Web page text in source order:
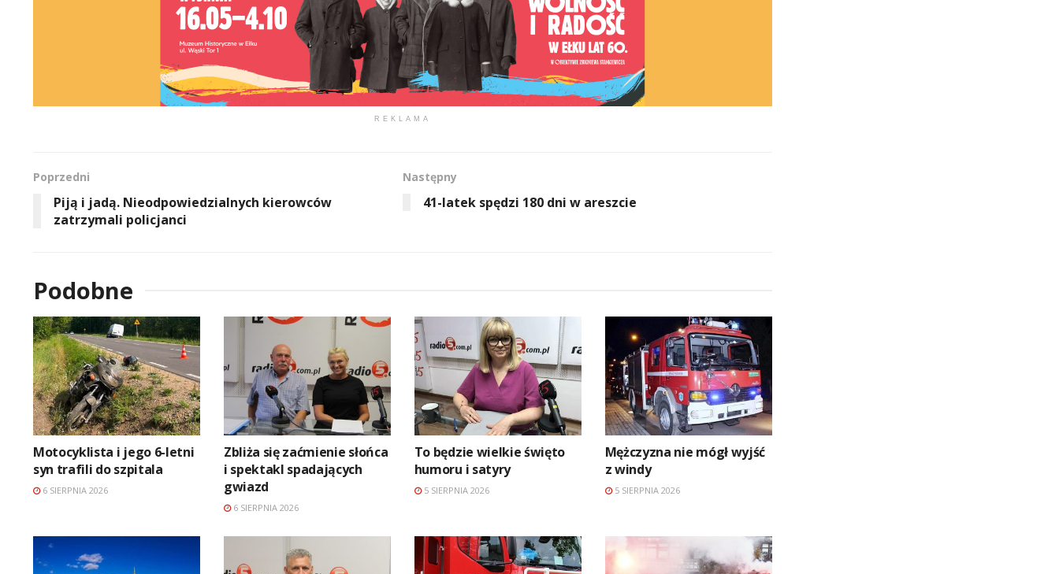
REKLAMA
Poprzedni
Piją i jadą. Nieodpowiedzialnych kierowców
zatrzymali policjanci
Następny
41-latek spędzi 180 dni w areszcie
Podobne
Motocyklista i jego 6-letni
syn trafili do szpitala
6 SIERPNIA 2026
Zbliża się zaćmienie słońca
i spektakl spadających
gwiazd
6 SIERPNIA 2026
To będzie wielkie święto
humoru i satyry
5 SIERPNIA 2026
Mężczyzna nie mógł wyjść
z windy
5 SIERPNIA 2026